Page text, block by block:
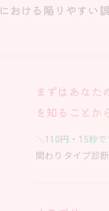
まずはあなた
を知ることか
＼110円・15秒
関わりタイプ診